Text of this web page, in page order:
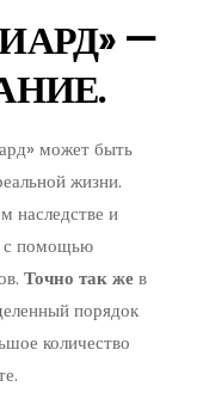
—
может быть
жизни.
наследстве и
с помощью
Точно так жев
порядок
количество